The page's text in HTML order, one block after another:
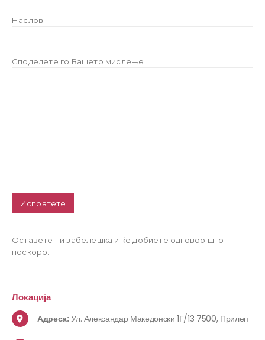
Наслов
Споделете го Вашето мислење
Оставете ни забелешка и ќе добиете одговор што
поскоро.
Локација
Адреса:Ул. Александар Македонски 1Г/13 7500, Прилеп